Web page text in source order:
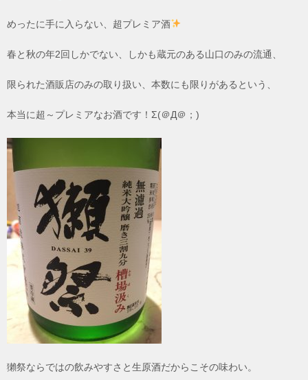
めったに手に入らない、超プレミア酒
春と秋の年2回しかでない、しかも蔵元のある山口のみの流通、
限られた酒販店のみの取り扱い、本数にも限りがあるという、
本当に超～プレミアなお酒です！Σ(＠Д＠；)
獺祭ならではの飲みやすさと生原酒だからこその味わい。